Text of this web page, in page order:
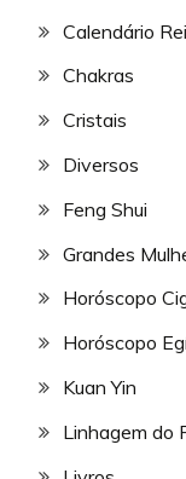
Calendário
Chakras
Cristais
Diversos
Feng Shui
Grandes
Horóscopo
Horóscopo
Kuan Yin
Linhagem do